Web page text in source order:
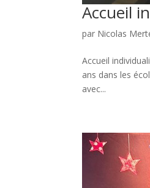
Accueil
par Nicolas
Accueil
ans dans les
avec...